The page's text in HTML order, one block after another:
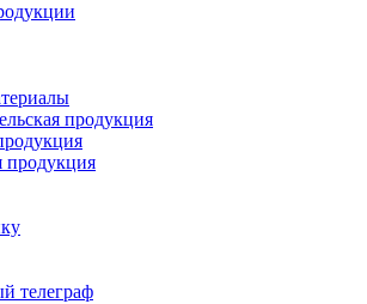
продукция
продукция
телеграф